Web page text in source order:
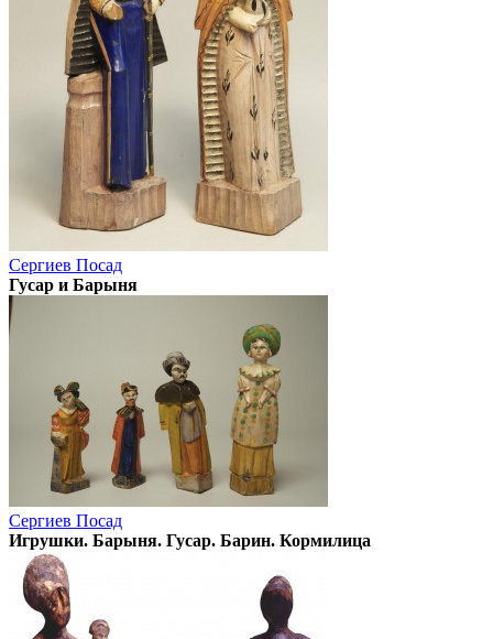
Сергиев Посад
Гусар и Барыня
Сергиев Посад
Игрушки. Барыня. Гусар. Барин. Кормилица